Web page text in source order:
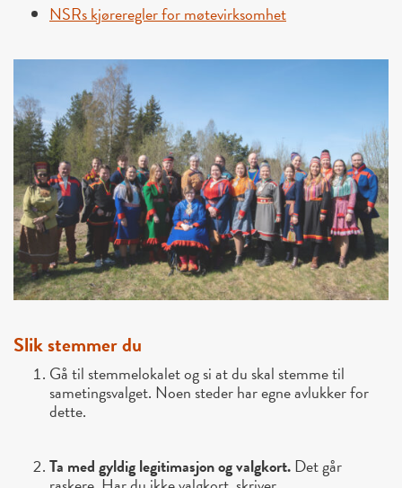
NSRs kjøreregler for møtevirksomhet
Slik stemmer du
Gå til stemmelokaletog si at du skal stemme til
sametingsvalget. Noen steder har egne avlukker for
dette.
Ta med gyldig legitimasjon og valgkort.Det går